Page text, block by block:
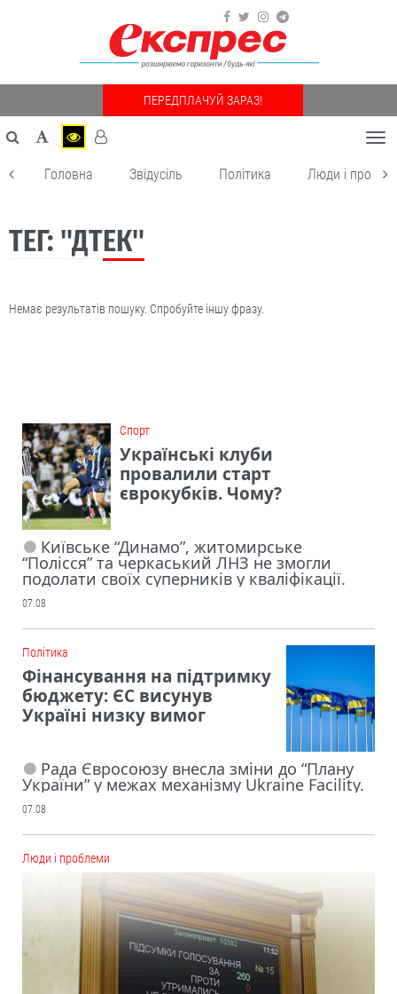
ПЕРЕДПЛАЧУЙ ЗАРАЗ!
Головна Звідусіль Політика Люди і
ТЕГ: "ДТЕК"
Немає результатів пошуку. Спробуйте іншу фразу.
Cпорт
Українські клуби
провалили старт
єврокубків. Чому?
Київське “Динамо”, житомирське
“Полісся” та черкаський ЛНЗ не змогли
подолати своїх суперників у кваліфікації.
07.08
Політика
Фінансування на підтримку
бюджету: ЄС висунув
Україні низку вимог
Рада Євросоюзу внесла зміни до “Плану
України” у межах механізму Ukraine Facility.
07.08
Люди і проблеми